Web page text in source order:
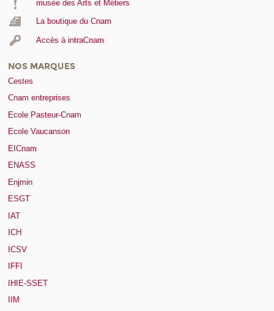
musée des Arts et Métiers
La boutique du Cnam
Accès à intraCnam
NOS MARQUES
Cestes
Cnam entreprises
Ecole Pasteur-Cnam
Ecole Vaucanson
EICnam
ENASS
Enjmin
ESGT
IAT
ICH
ICSV
IFFI
IHIE-SSET
IIM